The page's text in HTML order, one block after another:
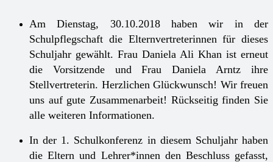
Am Dienstag, 30.10.2018 haben wir in der
Schulpflegschaft die Elternvertreterinnen für dieses
Schuljahr gewählt. Frau Daniela Ali Khan ist erneut
die Vorsitzende und Frau Daniela Arntz ihre
Stellvertreterin. Herzlichen Glückwunsch! Wir freuen
uns auf gute Zusammenarbeit! Rückseitig finden Sie
alle weiteren Informationen.
In der 1. Schulkonferenz in diesem Schuljahr haben
die Eltern und Lehrer*innen den Beschluss gefasst,